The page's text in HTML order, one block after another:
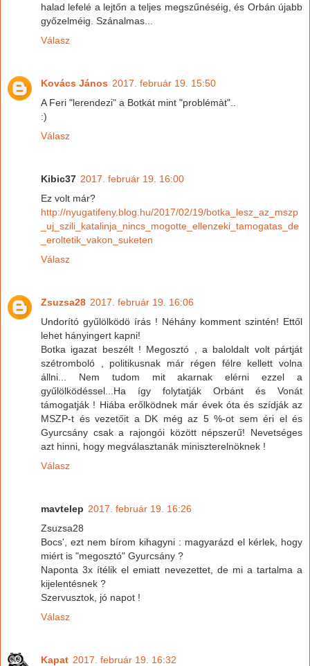
halad lefelé a lejtőn a teljes megszűnéséig, és Orbán újabb
győzelméig. Szánalmas...
Válasz
Kovács János 2017. február 19. 15:50
A Feri "lerendezi" a Botkát mint "problémàt"..
:)
Válasz
Kibic37 2017. február 19. 16:00
Ez volt már?
http://nyugatifeny.blog.hu/2017/02/19/botka_lesz_az_mszp
_uj_szili_katalinja_nincs_mogotte_ellenzeki_tamogatas_de
_eroltetik_vakon_suketen
Válasz
Zsuzsa28 2017. február 19. 16:06
Undorító gyűlölködö írás ! Néhány komment szintén! Ettől
lehet hányingert kapni!
Botka igazat beszélt ! Megosztó , a baloldalt volt pártját
szétromboló , politikusnak már régen félre kellett volna
állni... Nem tudom mit akarnak elérni ezzel a
gyűlölködéssel...Ha így folytatják Orbánt és Vonát
támogatják ! Hiába erőlködnek már évek óta és szídják az
MSZP-t és vezetőit a DK még az 5 %-ot sem éri el és
Gyurcsány csak a rajongói között népszerű! Nevetséges
azt hinni, hogy megválasztanák miniszterelnöknek !
Válasz
mavtelep 2017. február 19. 16:26
Zsuzsa28
Bocs', ezt nem bírom kihagyni : magyarázd el kérlek, hogy
miért is "megosztó" Gyurcsány ?
Naponta 3x ítélik el emiatt nevezettet, de mi a tartalma a
kijelentésnek ?
Szervusztok, jó napot !
Válasz
Kapat 2017. február 19. 16:32